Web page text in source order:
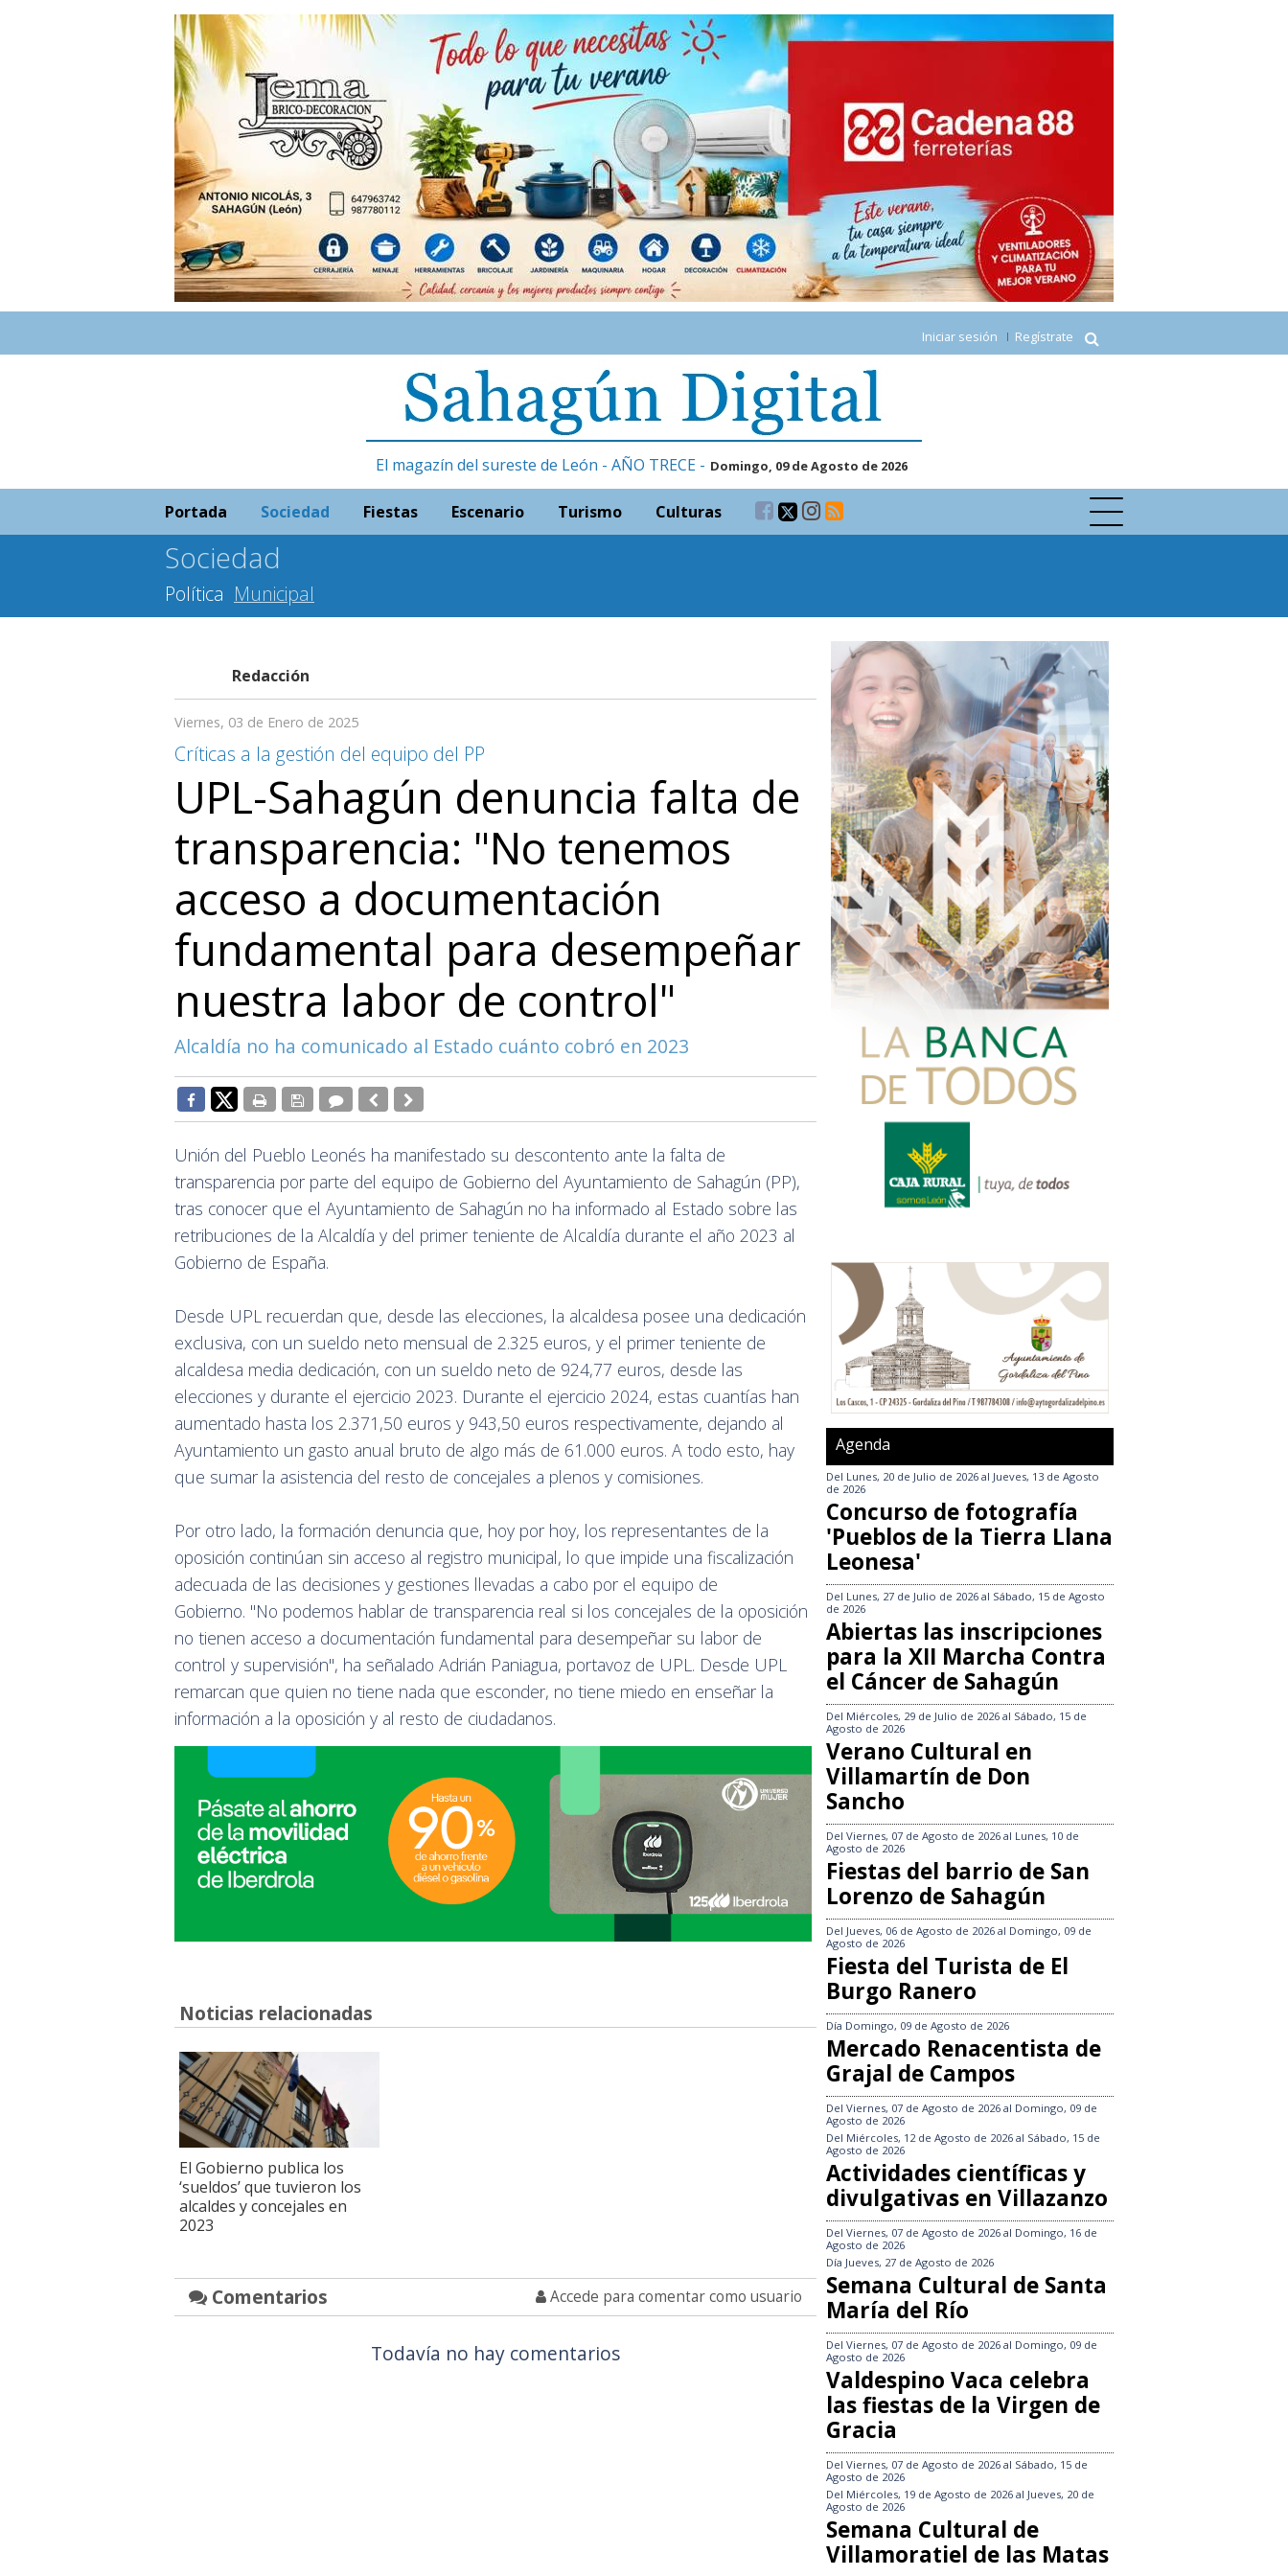
Iniciar sesión Regístrate
El magazín del sureste de León - AÑO TRECE - Domingo, 09 de Agosto de 2026
Portada Sociedad Fiestas Escenario Turismo Culturas
Sociedad
Política Municipal
Redacción
Viernes, 03 de Enero de 2025
Críticas a la gestión del equipo del PP
UPL-Sahagún denuncia falta de
transparencia: "No tenemos
acceso a documentación
fundamental para desempeñar
nuestra labor de control"
Alcaldía no ha comunicado al Estado cuánto cobró en 2023
Unión del Pueblo Leonés ha manifestado su descontento ante la falta de
transparencia por parte del equipo de Gobierno del Ayuntamiento de Sahagún (PP),
tras conocer que el Ayuntamiento de Sahagún no ha informado al Estado sobre las
retribuciones de la Alcaldía y del primer teniente de Alcaldía durante el año 2023 al
Gobierno de España.
Desde UPL recuerdan que, desde las elecciones, la alcaldesa posee una dedicación
exclusiva, con un sueldo neto mensual de 2.325 euros, y el primer teniente de
alcaldesa media dedicación, con un sueldo neto de 924,77 euros, desde las
elecciones y durante el ejercicio 2023. Durante el ejercicio 2024, estas cuantías han
aumentado hasta los 2.371,50 euros y 943,50 euros respectivamente, dejando al
Ayuntamiento un gasto anual bruto de algo más de 61.000 euros. A todo esto, hay
que sumar la asistencia del resto de concejales a plenos y comisiones.
Por otro lado, la formación denuncia que, hoy por hoy, los representantes de la
oposición continúan sin acceso al registro municipal, lo que impide una fiscalización
adecuada de las decisiones y gestiones llevadas a cabo por el equipo de
Gobierno. "No podemos hablar de transparencia real si los concejales de la oposición
no tienen acceso a documentación fundamental para desempeñar su labor de
control y supervisión", ha señalado Adrián Paniagua, portavoz de UPL. Desde UPL
remarcan que quien no tiene nada que esconder, no tiene miedo en enseñar la
información a la oposición y al resto de ciudadanos.
Noticias relacionadas
El Gobierno publica los
‘sueldos’ que tuvieron los
alcaldes y concejales en
2023
Comentarios Accede para comentar como usuario
Todavía no hay comentarios
Agenda
Del Lunes, 20 de Julio de 2026 al Jueves, 13 de Agosto
de 2026
Concurso de fotografía
'Pueblos de la Tierra Llana
Leonesa'
Del Lunes, 27 de Julio de 2026 al Sábado, 15 de Agosto
de 2026
Abiertas las inscripciones
para la XII Marcha Contra
el Cáncer de Sahagún
Del Miércoles, 29 de Julio de 2026 al Sábado, 15 de
Agosto de 2026
Verano Cultural en
Villamartín de Don
Sancho
Del Viernes, 07 de Agosto de 2026 al Lunes, 10 de
Agosto de 2026
Fiestas del barrio de San
Lorenzo de Sahagún
Del Jueves, 06 de Agosto de 2026 al Domingo, 09 de
Agosto de 2026
Fiesta del Turista de El
Burgo Ranero
Día Domingo, 09 de Agosto de 2026
Mercado Renacentista de
Grajal de Campos
Del Viernes, 07 de Agosto de 2026 al Domingo, 09 de
Agosto de 2026
Del Miércoles, 12 de Agosto de 2026 al Sábado, 15 de
Agosto de 2026
Actividades científicas y
divulgativas en Villazanzo
Del Viernes, 07 de Agosto de 2026 al Domingo, 16 de
Agosto de 2026
Día Jueves, 27 de Agosto de 2026
Semana Cultural de Santa
María del Río
Del Viernes, 07 de Agosto de 2026 al Domingo, 09 de
Agosto de 2026
Valdespino Vaca celebra
las fiestas de la Virgen de
Gracia
Del Viernes, 07 de Agosto de 2026 al Sábado, 15 de
Agosto de 2026
Del Miércoles, 19 de Agosto de 2026 al Jueves, 20 de
Agosto de 2026
Semana Cultural de
Villamoratiel de las Matas